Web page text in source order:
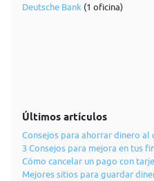
Deutsche Bank (1 oficina)
Últimos artículos
Consejos para ahorrar dinero al
3 Consejos para mejora en tus
Cómo cancelar un pago con
Mejores sitios para guardar